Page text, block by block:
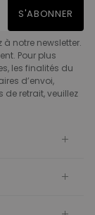
S'ABONNER
notre newsletter.
Pour plus
les finalités du
d’envoi,
de retrait, veuillez